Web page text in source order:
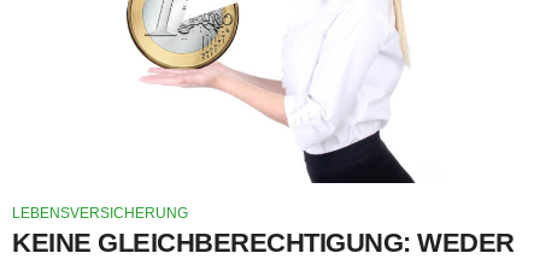
LEBENSVERSICHERUNG
KEINE GLEICHBERECHTIGUNG: WEDER